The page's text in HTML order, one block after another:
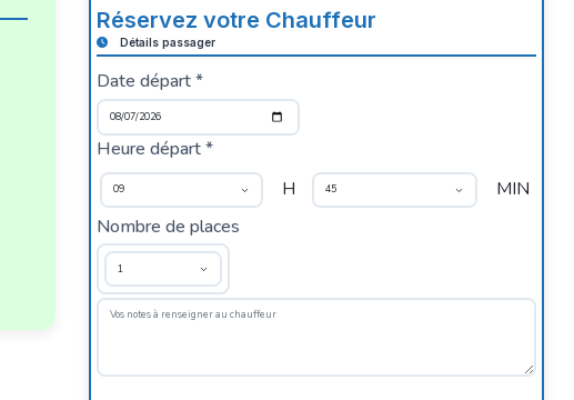
Réservez votre Chauffeur
Détails passager
Date départ *
Heure départ *
H
MIN
Nombre de places